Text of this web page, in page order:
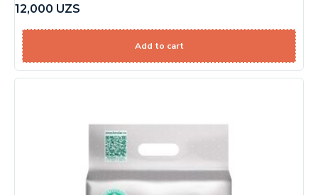
12,000 UZS
Add to cart